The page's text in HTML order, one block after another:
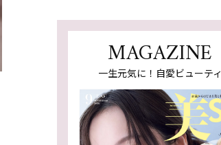
MAGAZINE
一生元気に！自愛ビューティ